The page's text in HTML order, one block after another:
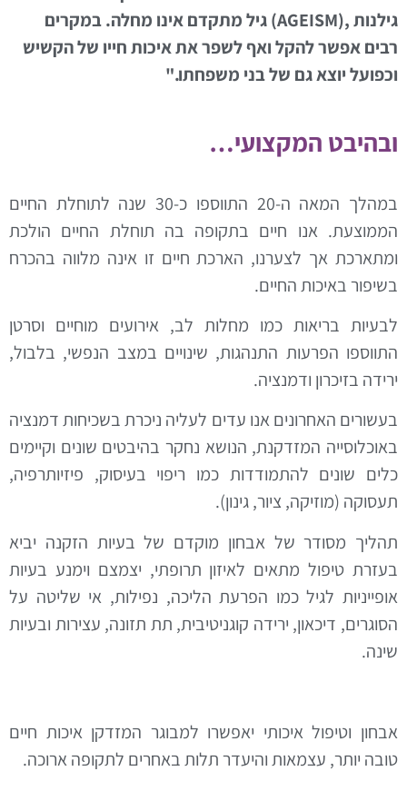
,(AGEISM)
גיל מתקדם אינו מחלה. במקרים
אפשר להקל ואף לשפר את איכות חייו של הקשיש
יוצא גם של בני משפחתו."
המקצועי…
במהלך המאה ה-20 התווספו כ-30 שנה לתוחלת החיים
אנו חיים בתקופה בה תוחלת החיים הולכת
אך לצערנו, הארכת חיים זו אינה מלווה בהכרח
באיכות החיים.
בריאות כמו מחלות לב, אירועים מוחיים וסרטן
הפרעות התנהגות, שינויים במצב הנפשי, בלבול,
בזיכרון ודמנציה.
האחרונים אנו עדים לעליה ניכרת בשכיחות דמנציה
המזדקנת, הנושא נחקר בהיבטים שונים וקיימים
שונים להתמודדות כמו ריפוי בעיסוק, פיזיותרפיה,
(מוזיקה, ציור, גינון).
מסודר של אבחון מוקדם של בעיות הזקנה יביא
טיפול מתאים לאיזון תרופתי, יצמצם וימנע בעיות
לגיל כמו הפרעת הליכה, נפילות, אי שליטה על
דיכאון, ירידה קוגניטיבית, תת תזונה, עצירות ובעיות
וטיפול איכותי יאפשרו למבוגר המזדקן איכות חיים
יותר, עצמאות והיעדר תלות באחרים לתקופה ארוכה.